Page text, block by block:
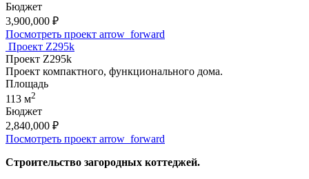
Бюджет
3,900,000 ₽
Посмотреть проект arrow_forward
Проект Z295k
Проект Z295k
Проект компактного, функционального дома.
Площадь
113 м2
Бюджет
2,840,000 ₽
Посмотреть проект arrow_forward
Строительство загородных коттеджей.